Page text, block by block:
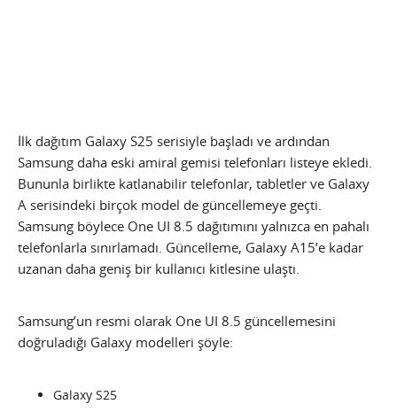
İlk dağıtım Galaxy S25 serisiyle başladı ve ardından
Samsung daha eski amiral gemisi telefonları listeye ekledi.
Bununla birlikte katlanabilir telefonlar, tabletler ve Galaxy
A serisindeki birçok model de güncellemeye geçti.
Samsung böylece One UI 8.5 dağıtımını yalnızca en pahalı
telefonlarla sınırlamadı. Güncelleme, Galaxy A15’e kadar
uzanan daha geniş bir kullanıcı kitlesine ulaştı.
Samsung’un resmi olarak One UI 8.5 güncellemesini
doğruladığı Galaxy modelleri şöyle:
Galaxy S25